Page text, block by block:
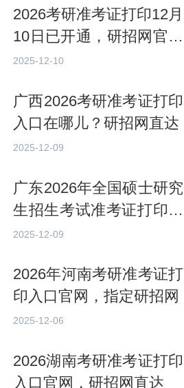
2026考研准考证打印12月
10日已开通，研招网官网
直达入口
2025-12-10
广西2026考研准考证打印
入口在哪儿？研招网直达
2025-12-09
广东2026年全国硕士研究
生招生考试准考证打印入
口
2025-12-09
2026年河南考研准考证打
印入口官网，指定研招网
2025-12-06
2026湖南考研准考证打印
入口官网，研招网直达